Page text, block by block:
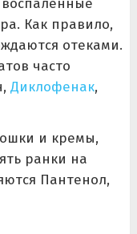
Как правило,
отеками.
часто
Диклофенак,
и кремы,
ранки на
Пантенол,